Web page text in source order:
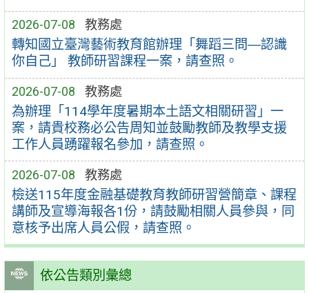
2026-07-08 教務處
轉知國立臺灣藝術教育館辦理「舞蹈三問―認識
你自己」 教師研習課程一案，請查照。
2026-07-08 教務處
為辦理「114學年度暑期本土語文相關研習」一
案，請貴校務必公告周知並鼓勵教師及教學支援
工作人員踴躍報名參加，請查照。
2026-07-08 教務處
檢送115年度金融基礎教育教師研習營簡章、課程
講師及宣導海報各1份，請鼓勵相關人員參與，同
意核予出席人員公假，請查照。
依公告類別彙總